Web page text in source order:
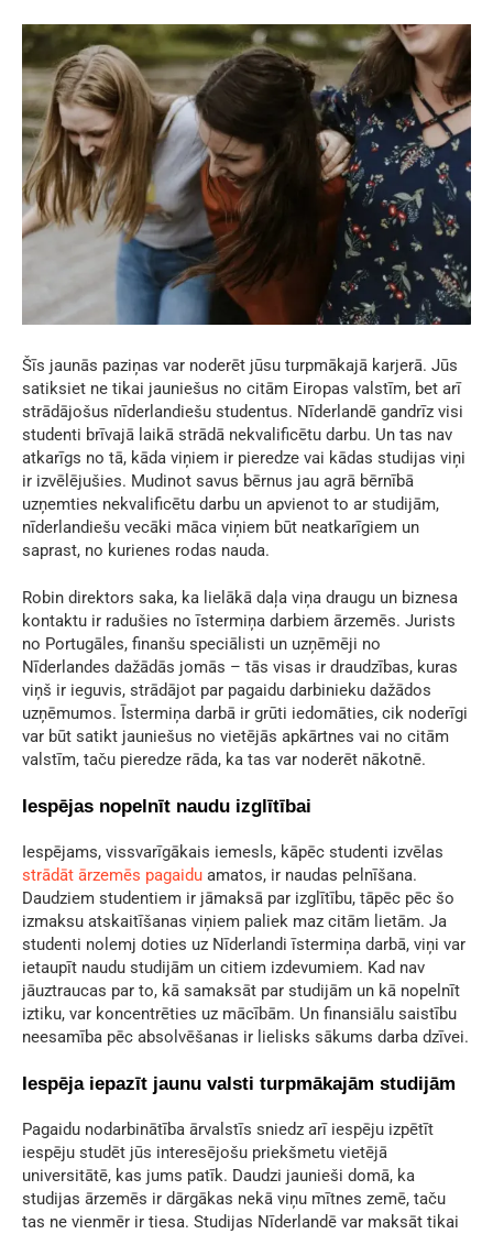
Šīs jaunās paziņas var noderēt jūsu turpmākajā karjerā. Jūs
satiksiet ne tikai jauniešus no citām Eiropas valstīm, bet arī
strādājošus nīderlandiešu studentus. Nīderlandē gandrīz visi
studenti brīvajā laikā strādā nekvalificētu darbu. Un tas nav
atkarīgs no tā, kāda viņiem ir pieredze vai kādas studijas viņi
ir izvēlējušies. Mudinot savus bērnus jau agrā bērnībā
uzņemties nekvalificētu darbu un apvienot to ar studijām,
nīderlandiešu vecāki māca viņiem būt neatkarīgiem un
saprast, no kurienes rodas nauda.
Robin direktors saka, ka lielākā daļa viņa draugu un biznesa
kontaktu ir radušies no īstermiņa darbiem ārzemēs. Jurists
no Portugāles, finanšu speciālisti un uzņēmēji no
Nīderlandes dažādās jomās – tās visas ir draudzības, kuras
viņš ir ieguvis, strādājot par pagaidu darbinieku dažādos
uzņēmumos. Īstermiņa darbā ir grūti iedomāties, cik noderīgi
var būt satikt jauniešus no vietējās apkārtnes vai no citām
valstīm, taču pieredze rāda, ka tas var noderēt nākotnē.
Iespējas nopelnīt naudu izglītībai
Iespējams, vissvarīgākais iemesls, kāpēc studenti izvēlas
strādāt ārzemēs pagaidu amatos, ir naudas pelnīšana.
Daudziem studentiem ir jāmaksā par izglītību, tāpēc pēc šo
izmaksu atskaitīšanas viņiem paliek maz citām lietām. Ja
studenti nolemj doties uz Nīderlandi īstermiņa darbā, viņi var
ietaupīt naudu studijām un citiem izdevumiem. Kad nav
jāuztraucas par to, kā samaksāt par studijām un kā nopelnīt
iztiku, var koncentrēties uz mācībām. Un finansiālu saistību
neesamība pēc absolvēšanas ir lielisks sākums darba dzīvei.
Iespēja iepazīt jaunu valsti turpmākajām studijām
Pagaidu nodarbinātība ārvalstīs sniedz arī iespēju izpētīt
iespēju studēt jūs interesējošu priekšmetu vietējā
universitātē, kas jums patīk. Daudzi jaunieši domā, ka
studijas ārzemēs ir dārgākas nekā viņu mītnes zemē, taču
tas ne vienmēr ir tiesa. Studijas Nīderlandē var maksāt tikai